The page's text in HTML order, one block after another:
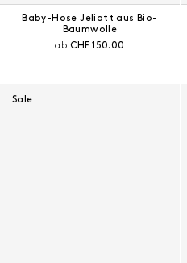
Baby-Hose Jeliott aus Bio-
Baumwolle
ab Aktueller Preis:
CHF 150.00
Sale